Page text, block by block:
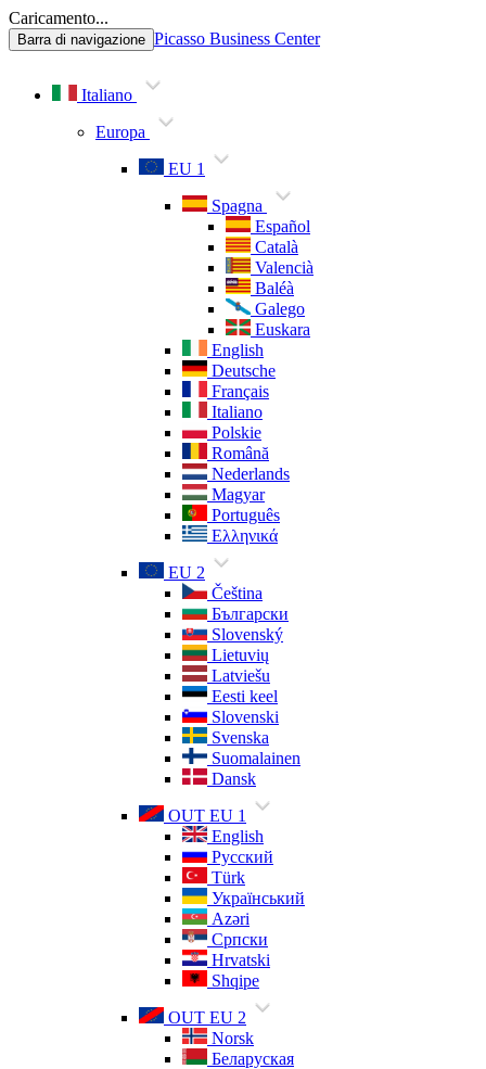
Caricamento...
Barra di navigazione Picasso Business Center
Italiano
Europa
EU 1
Spagna
Español
Català
Valencià
Baléà
Galego
Euskara
English
Deutsche
Français
Italiano
Polskie
Română
Nederlands
Magyar
Português
Ελληνικά
EU 2
Čeština
Български
Slovenský
Lietuvių
Latviešu
Eesti keel
Slovenski
Svenska
Suomalainen
Dansk
OUT EU 1
English
Русский
Türk
Український
Azəri
Српски
Hrvatski
Shqipe
OUT EU 2
Norsk
Беларуская